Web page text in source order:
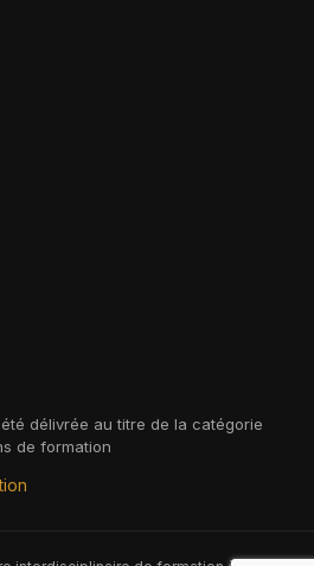
délivrée au titre de la catégorie
de formation